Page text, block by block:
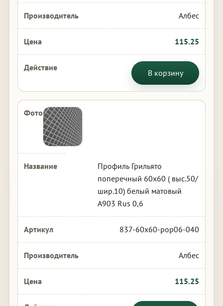
Албес
115.25
В корзину
Профиль Грильято
поперечный 60х60 ( выс.50/
шир.10) белый матовый
А903 Rus 0,6
837-60x60-pop06-040
Албес
115.25